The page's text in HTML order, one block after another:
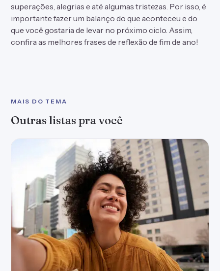
superações, alegrias e até algumas tristezas. Por isso, é
importante fazer um balanço do que aconteceu e do
que você gostaria de levar no próximo ciclo. Assim,
confira as melhores frases de reflexão de fim de ano!
MAIS DO TEMA
Outras listas pra você